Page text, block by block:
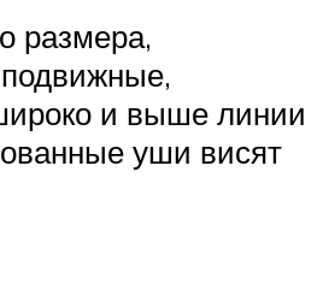
размера,
и выше линии
уши висят